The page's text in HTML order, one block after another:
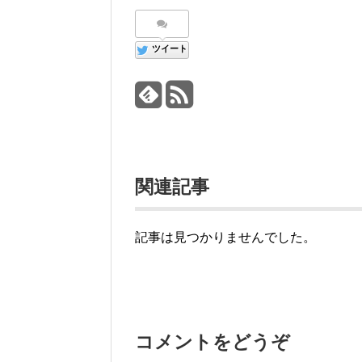
ツイート
関連記事
記事は見つかりませんでした。
コメントをどうぞ